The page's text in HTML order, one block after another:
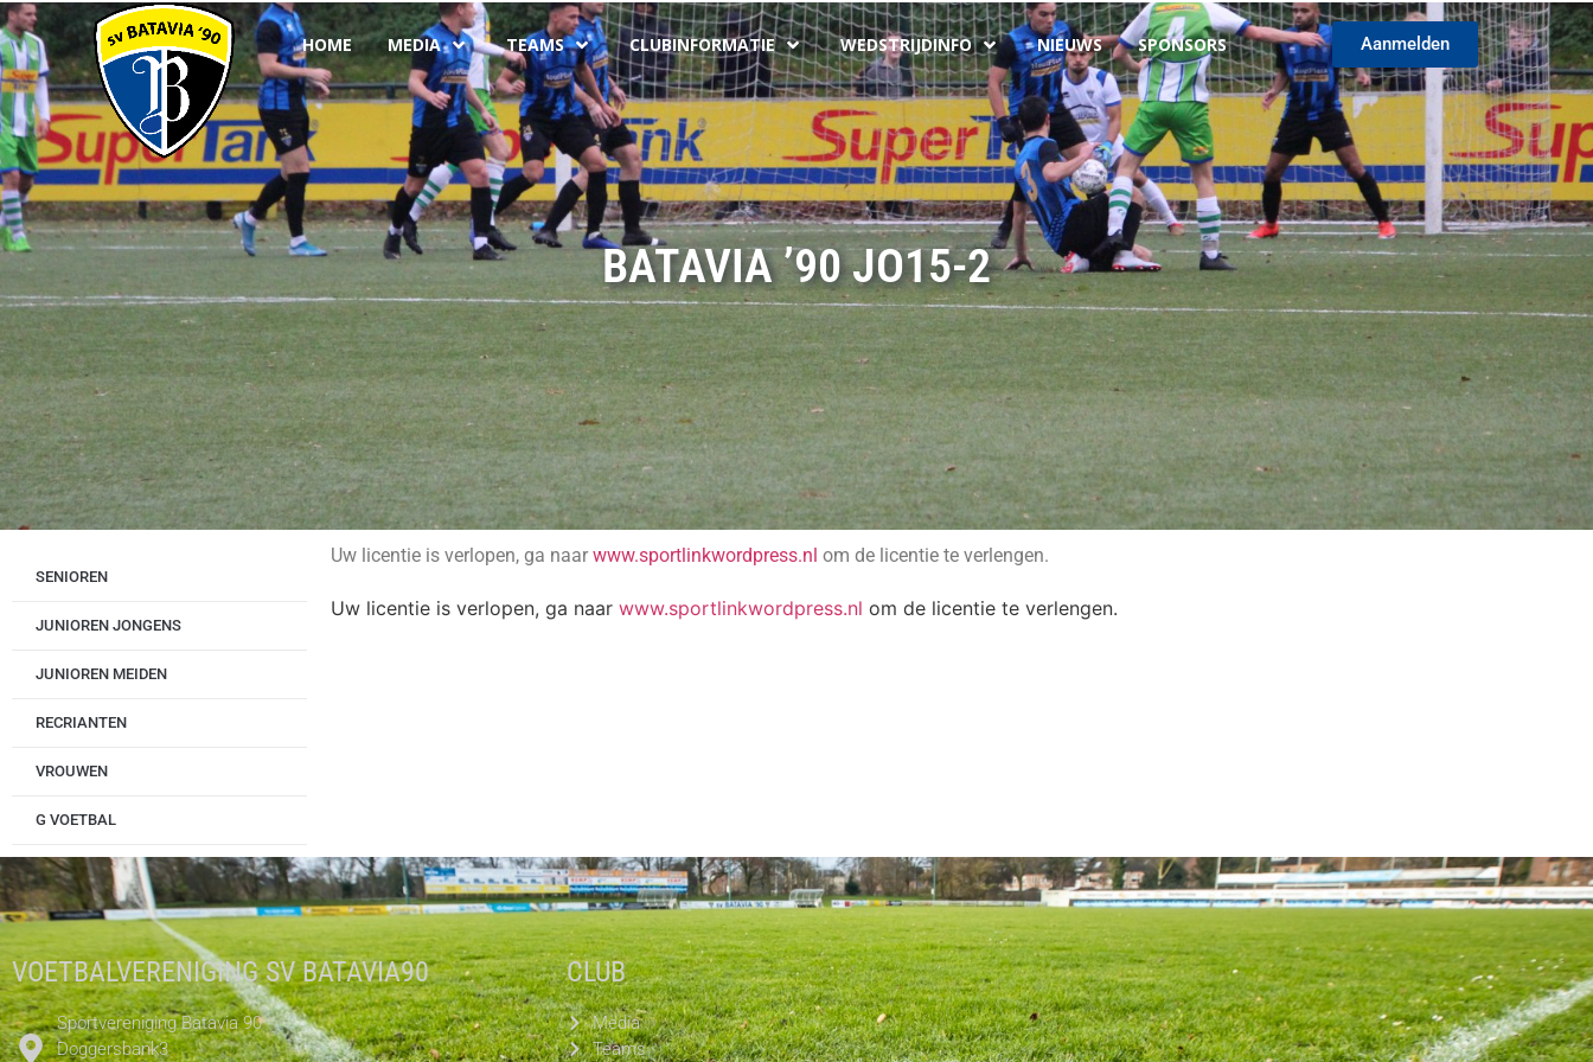
HOME MEDIA TEAMS CLUBINFORMATIE WEDSTRIJDINFO NIEUWS SPONSORS Aanmelden
BATAVIA ’90 JO15-2
SENIOREN
JUNIOREN JONGENS
JUNIOREN MEIDEN
RECRIANTEN
VROUWEN
G VOETBAL
Uw licentie is verlopen, ga naar www.sportlinkwordpress.nl om de licentie te verlengen.
Uw licentie is verlopen, ga naar www.sportlinkwordpress.nl om de licentie te verlengen.
VOETBALVERENIGING SV BATAVIA90
Sportvereniging Batavia 90
Doggersbank3
CLUB
Media
Teams